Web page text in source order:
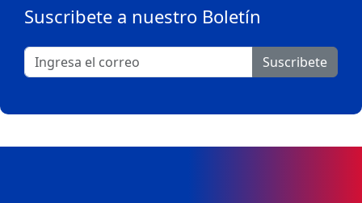
Suscribete a nuestro Boletín
Suscribete